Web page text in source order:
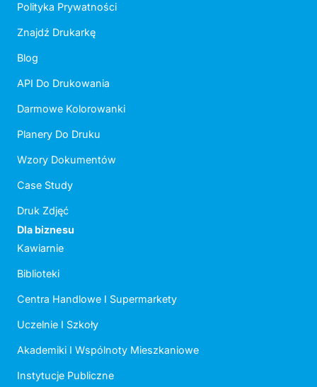
Polityka Prywatności
Znajdź Drukarkę
Blog
API Do Drukowania
Darmowe Kolorowanki
Planery Do Druku
Wzory Dokumentów
Case Study
Druk Zdjęć
Dla biznesu
Kawiarnie
Biblioteki
Centra Handlowe I Supermarkety
Uczelnie I Szkoły
Akademiki I Wspólnoty Mieszkaniowe
Instytucje Publiczne